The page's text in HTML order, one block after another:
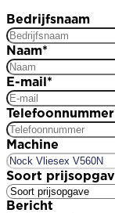
Bedrijfsnaam
Naam*
E-mail*
Telefoonnummer
Machine
Soort
Bericht